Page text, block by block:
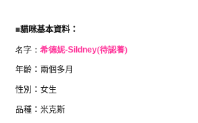
■貓咪基本資料：
名字： 希德妮-Sildney(待認養)
年齡：兩個多月
性別：女生
品種：米克斯